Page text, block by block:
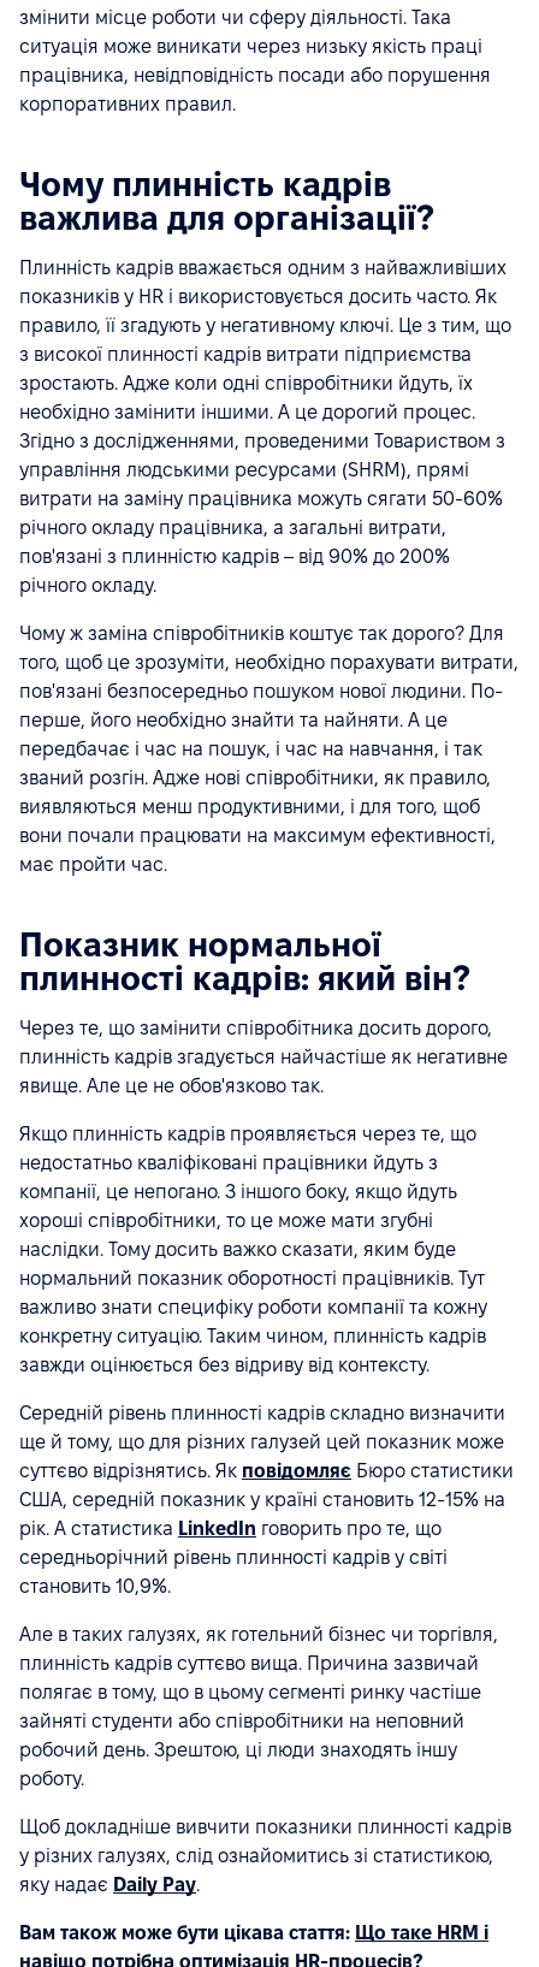
змінити місце роботи чи сферу діяльності. Така
ситуація може виникати через низьку якість праці
працівника, невідповідність посади або порушення
корпоративних правил.
Чому плинність кадрів
важлива для організації?
Плинність кадрів вважається одним з найважливіших
показників у HR і використовується досить часто. Як
правило, її згадують у негативному ключі. Це з тим, що
з високої плинності кадрів витрати підприємства
зростають. Адже коли одні співробітники йдуть, їх
необхідно замінити іншими. А це дорогий процес.
Згідно з дослідженнями, проведеними Товариством з
управління людськими ресурсами (SHRM), прямі
витрати на заміну працівника можуть сягати 50-60%
річного окладу працівника, а загальні витрати,
пов'язані з плинністю кадрів – від 90% до 200%
річного окладу.
Чому ж заміна співробітників коштує так дорого? Для
того, щоб це зрозуміти, необхідно порахувати витрати,
пов'язані безпосередньо пошуком нової людини. По-
перше, його необхідно знайти та найняти. А це
передбачає і час на пошук, і час на навчання, і так
званий розгін. Адже нові співробітники, як правило,
виявляються менш продуктивними, і для того, щоб
вони почали працювати на максимум ефективності,
має пройти час.
Показник нормальної
плинності кадрів: який він?
Через те, що замінити співробітника досить дорого,
плинність кадрів згадується найчастіше як негативне
явище. Але це не обов'язково так.
Якщо плинність кадрів проявляється через те, що
недостатньо кваліфіковані працівники йдуть з
компанії, це непогано. З іншого боку, якщо йдуть
хороші співробітники, то це може мати згубні
наслідки. Тому досить важко сказати, яким буде
нормальний показник оборотності працівників. Тут
важливо знати специфіку роботи компанії та кожну
конкретну ситуацію. Таким чином, плинність кадрів
завжди оцінюється без відриву від контексту.
Середній рівень плинності кадрів складно визначити
ще й тому, що для різних галузей цей показник може
суттєво відрізнятись. Як повідомляє Бюро статистики
США, середній показник у країні становить 12-15% на
рік. А статистика LinkedIn говорить про те, що
середньорічний рівень плинності кадрів у світі
становить 10,9%.
Але в таких галузях, як готельний бізнес чи торгівля,
плинність кадрів суттєво вища. Причина зазвичай
полягає в тому, що в цьому сегменті ринку частіше
зайняті студенти або співробітники на неповний
робочий день. Зрештою, ці люди знаходять іншу
роботу.
Щоб докладніше вивчити показники плинності кадрів
у різних галузях, слід ознайомитись зі статистикою,
яку надає Daily Pay.
Вам також може бути цікава стаття: Що таке HRM і
навіщо потрібна оптимізація HR-процесів?